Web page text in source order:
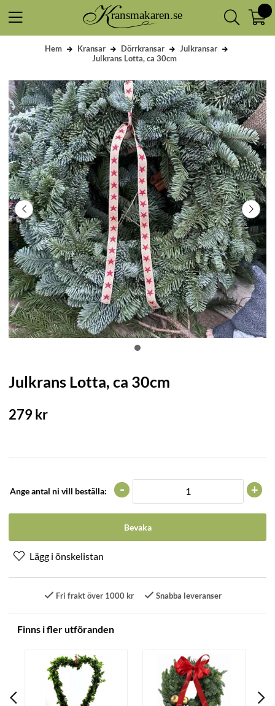
Hem Kransar Dörrkransar
Julkransar
Julkrans Lotta, ca 30cm
Julkrans Lotta, ca 30cm
279kr
Ange antal ni vill beställa: +
-
Bevaka
Fri frakt över 1000 kr Snabba leveranser
Finns i fler utföranden